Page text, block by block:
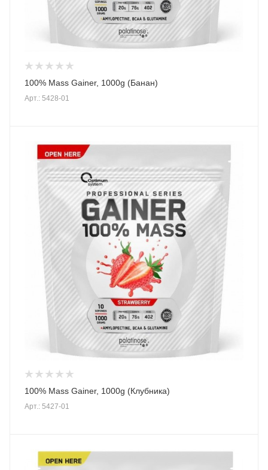
100% Mass Gainer, 1000g (Банан)
Арт.: 5428-01
100% Mass Gainer, 1000g (Клубника)
Арт.: 5427-01